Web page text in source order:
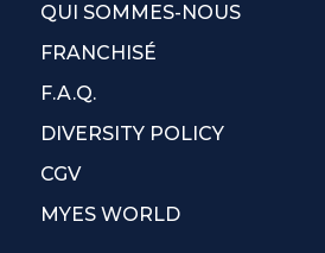
QUI SOMMES-NOUS
FRANCHISÉ
F.A.Q.
DIVERSITY POLICY
CGV
MYES WORLD